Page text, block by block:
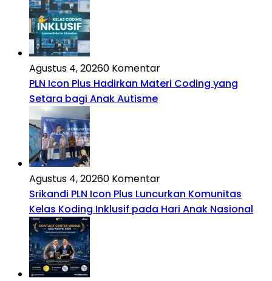
Agustus 4, 20260 Komentar
PLN Icon Plus Hadirkan Materi Coding yang
Setara bagi Anak Autisme
Agustus 4, 20260 Komentar
Srikandi PLN Icon Plus Luncurkan Komunitas
Kelas Koding Inklusif pada Hari Anak Nasional